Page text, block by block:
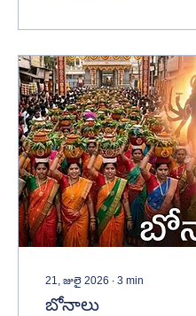
21, జులై 2026 ∙ 3 min
బోనాలు